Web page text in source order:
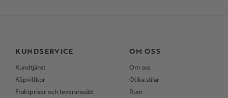
KUNDSERVICE
Kundtjänst
Köpvillkor
Fraktpriser och leveranssätt
OM OSS
Om oss
Olika stilar
Rum